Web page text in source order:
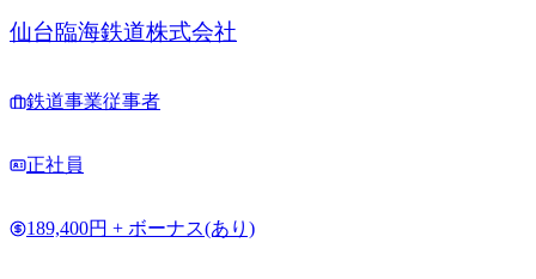
仙台臨海鉄道株式会社
鉄道事業従事者
正社員
189,400円 + ボーナス(あり)